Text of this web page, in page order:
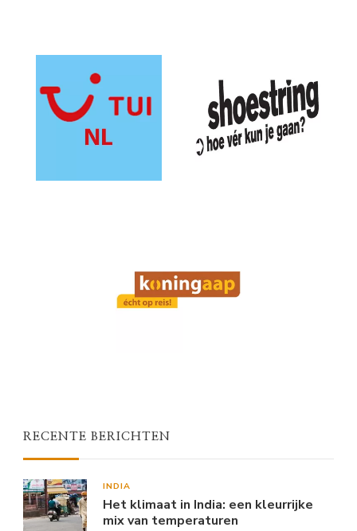
RECENTE BERICHTEN
INDIA
Het klimaat in India: een kleurrijke
mix van temperaturen